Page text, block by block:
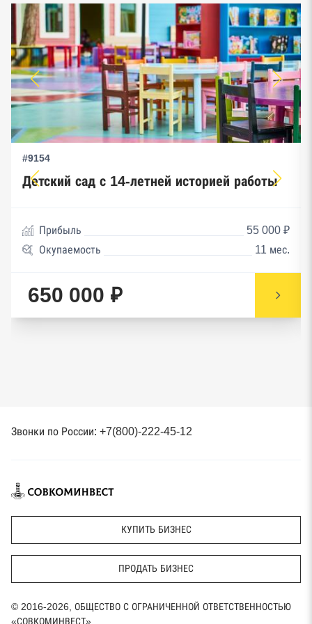
#9154
Детский сад с 14-летней историей работы
Прибыль
55 000 ₽
Окупаемость
11 мес.
650 000 ₽
Звонки по России: +7(800)-222-45-12
КУПИТЬ БИЗНЕС
ПРОДАТЬ БИЗНЕС
© 2016-2026, ОБЩЕСТВО С ОГРАНИЧЕННОЙ ОТВЕТСТВЕННОСТЬЮ
«СОВКОМИНВЕСТ»